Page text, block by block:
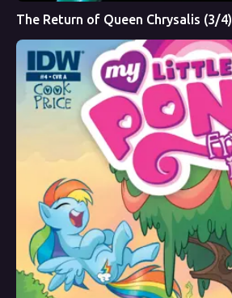
The Return of Queen Chrysalis (3/4)